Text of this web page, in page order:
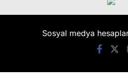
Sosyal medya